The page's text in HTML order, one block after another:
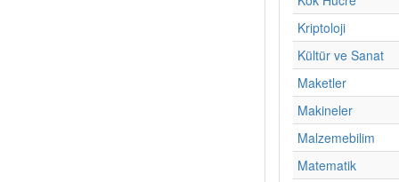
Kriptoloji
Kültür ve Sanat
Maketler
Makineler
Malzemebilim
Matematik